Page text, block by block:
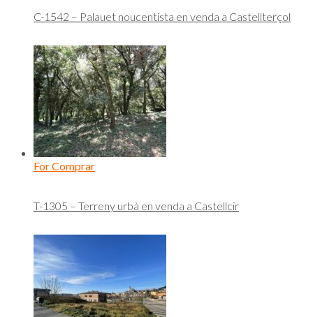
C-1542 – Palauet noucentista en venda a Castellterçol
For Comprar
T-1305 – Terreny urbà en venda a Castellcir